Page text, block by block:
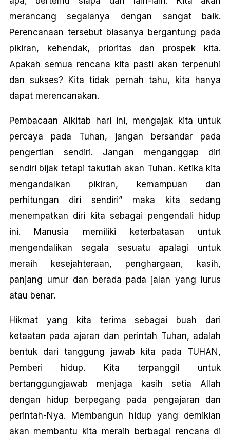
merancang segalanya dengan sangat baik.
Perencanaan tersebut biasanya bergantung pada
pikiran, kehendak, prioritas dan prospek kita.
Apakah semua rencana kita pasti akan terpenuhi
dan sukses? Kita tidak pernah tahu, kita hanya
dapat merencanakan.
Pembacaan Alkitab hari ini, mengajak kita untuk
percaya pada Tuhan, jangan bersandar pada
pengertian sendiri. Jangan menganggap diri
sendiri bijak tetapi takutlah akan Tuhan. Ketika kita
mengandalkan pikiran, kemampuan dan
perhitungan diri sendiri” maka kita sedang
menempatkan diri kita sebagai pengendali hidup
ini. Manusia memiliki keterbatasan untuk
mengendalikan segala sesuatu apalagi untuk
meraih kesejahteraan, penghargaan, kasih,
panjang umur dan berada pada jalan yang lurus
atau benar.
Hikmat yang kita terima sebagai buah dari
ketaatan pada ajaran dan perintah Tuhan, adalah
bentuk dari tanggung jawab kita pada TUHAN,
Pemberi hidup. Kita terpanggil untuk
bertanggungjawab menjaga kasih setia Allah
dengan hidup berpegang pada pengajaran dan
perintah-Nya. Membangun hidup yang demikian
akan membantu kita meraih berbagai rencana di